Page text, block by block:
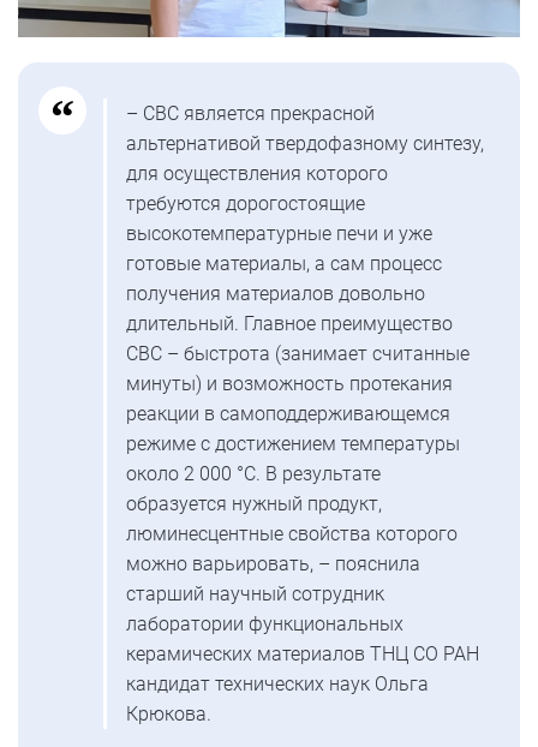
– СВС является прекрасной
альтернативой твердофазному синтезу,
для осуществления которого
требуются дорогостоящие
высокотемпературные печи и уже
готовые материалы, а сам процесс
получения материалов довольно
длительный. Главное преимущество
СВС – быстрота (занимает считанные
минуты) и возможность протекания
реакции в самоподдерживающемся
режиме с достижением температуры
около 2 000 °C. В результате
образуется нужный продукт,
люминесцентные свойства которого
можно варьировать, – пояснила
старший научный сотрудник
лаборатории функциональных
керамических материалов ТНЦ СО РАН
кандидат технических наук Ольга
Крюкова.